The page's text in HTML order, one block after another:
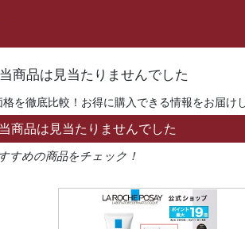
商品は見当たりませんでした
格を徹底比較！お得に購入できる情報をお届け
商品は見当たりませんでした
すめの商品をチェック！